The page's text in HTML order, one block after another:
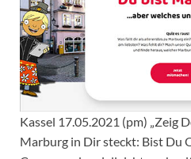
Kassel 17.05.2021 (pm) „Zeig
Marburg in Dir steckt: Bist Du